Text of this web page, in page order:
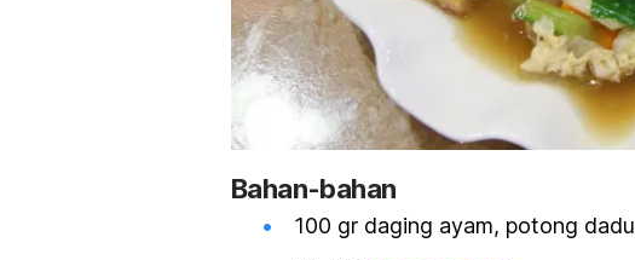
Bahan-bahan
100 gr daging ayam, potong dadu